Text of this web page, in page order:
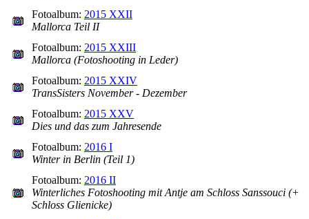
Fotoalbum: 2015 XXII
Mallorca Teil II
Fotoalbum: 2015 XXIII
Mallorca (Fotoshooting in Leder)
Fotoalbum: 2015 XXIV
TransSisters November - Dezember
Fotoalbum: 2015 XXV
Dies und das zum Jahresende
Fotoalbum: 2016 I
Winter in Berlin (Teil 1)
Fotoalbum: 2016 II
Winterliches Fotoshooting mit Antje am Schloss Sanssouci (+
Schloss Glienicke)